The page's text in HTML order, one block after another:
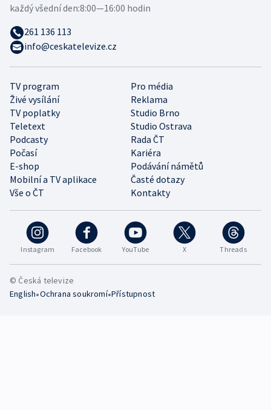
Instagram Facebook YouTube X Threads
TV program
Pro média
Živé vysílání
Reklama
TV poplatky
Studio Brno
Teletext
Studio Ostrava
Podcasty
Rada ČT
Počasí
Kariéra
E-shop
Podávání námětů
Mobilní a TV aplikace
Časté dotazy
Vše o ČT
Kontakty
každý všední den:8:00—16:00 hodin
261 136 113
info@ceskatelevize.cz
© Česká televize
English•Ochrana soukromí•Přístupnost